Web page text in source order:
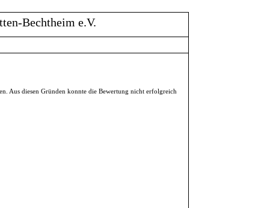
Bechtheim e.V.
Aus diesen Gründen konnte die Bewertung nicht erfolgreich